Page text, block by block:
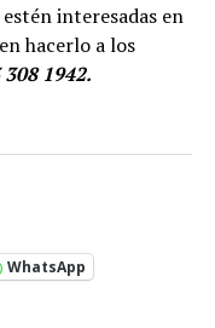
interesadas en
hacerlo a los
1942.
WhatsApp